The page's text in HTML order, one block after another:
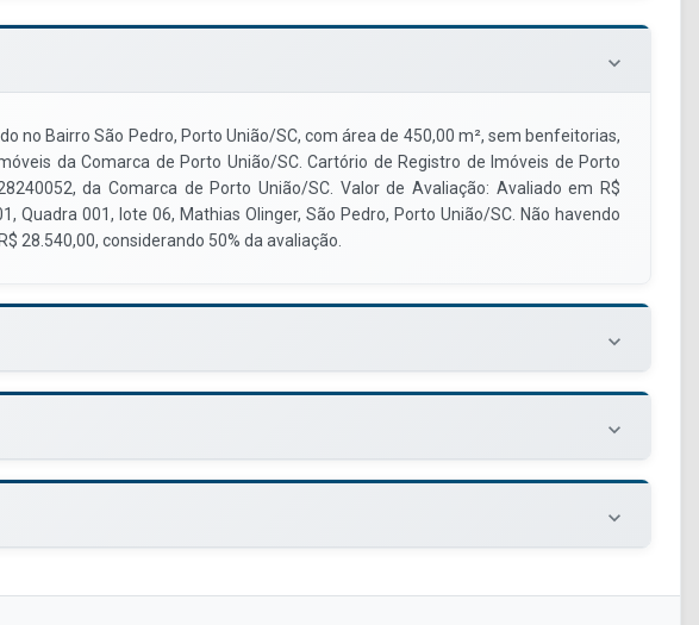
keyboard_arrow_down
no Bairro São Pedro, Porto União/SC, com área de 450,00 m², sem benfeitorias,
da Comarca de Porto União/SC. Cartório de Registro de Imóveis de Porto
da Comarca de Porto União/SC. Valor de Avaliação: Avaliado em R$
Quadra 001, lote 06, Mathias Olinger, São Pedro, Porto União/SC. Não havendo
28.540,00, considerando 50% da avaliação.
keyboard_arrow_down
keyboard_arrow_down
keyboard_arrow_down